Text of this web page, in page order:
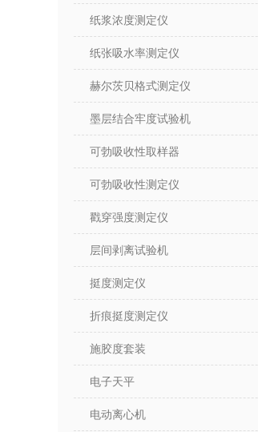
纸浆浓度测定仪
纸张吸水率测定仪
赫尔茨贝格式测定仪
墨层结合牢度试验机
可勃吸收性取样器
可勃吸收性测定仪
戳穿强度测定仪
层间剥离试验机
挺度测定仪
折痕挺度测定仪
施胶度套装
电子天平
电动离心机